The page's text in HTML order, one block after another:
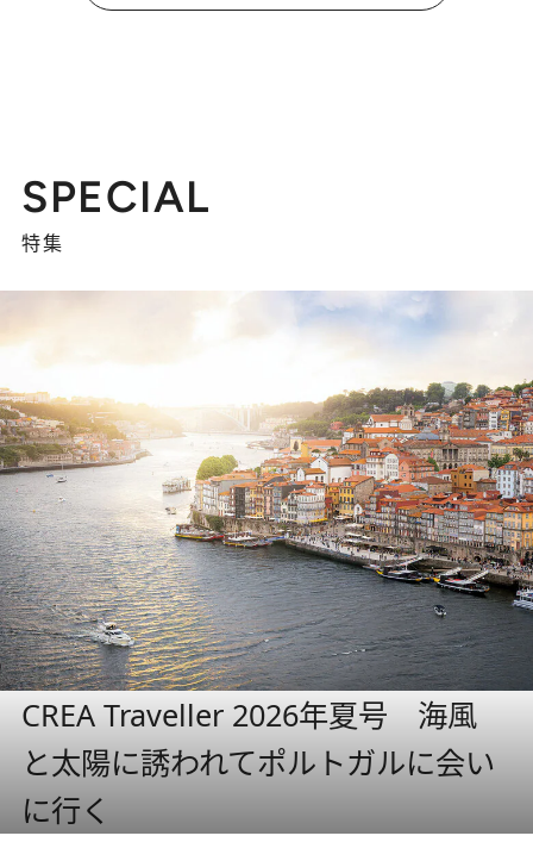
SPECIAL
特集
CREA Traveller 2026年夏号 海風
と太陽に誘われてポルトガルに会い
に行く